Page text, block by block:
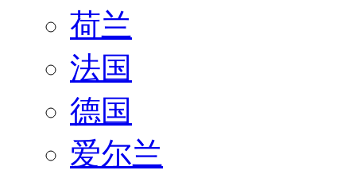
荷兰
法国
德国
爱尔兰